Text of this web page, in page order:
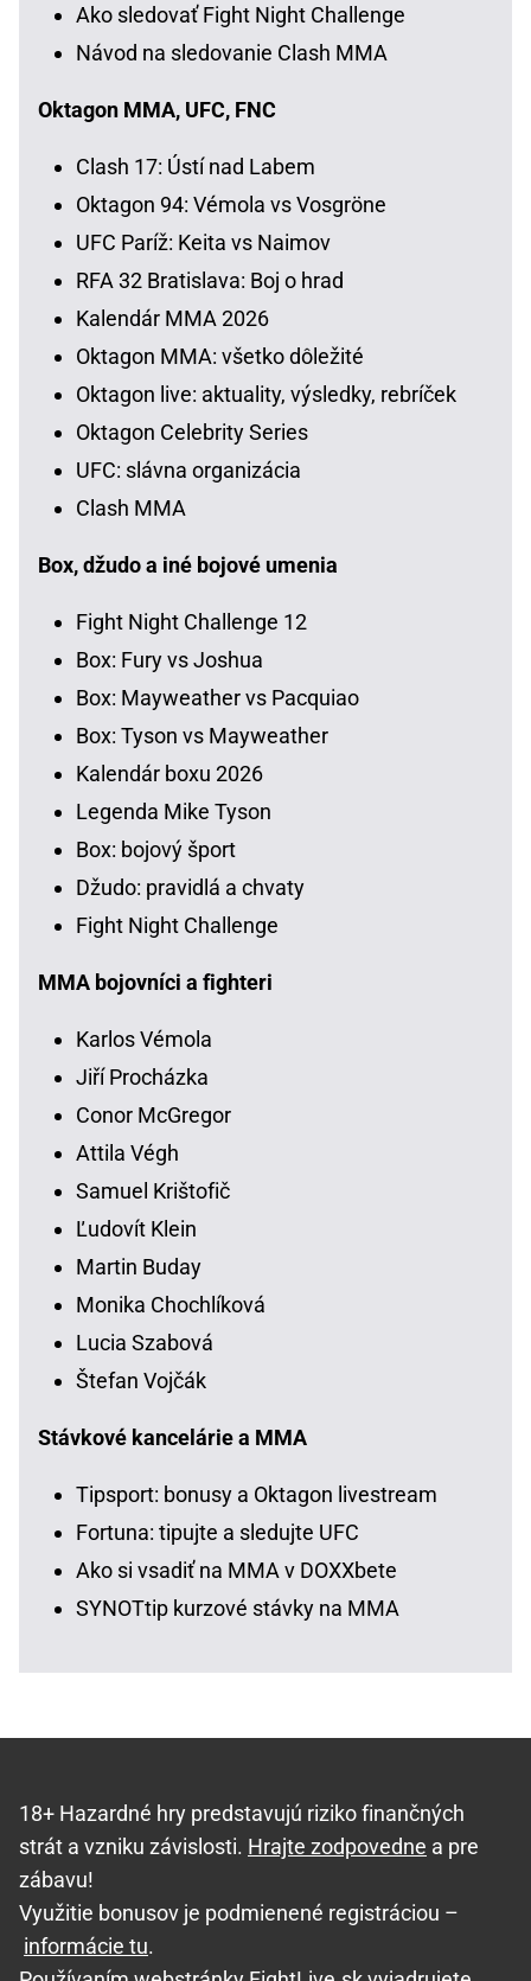
Ako sledovať Fight Night Challenge
Návod na sledovanie Clash MMA
Oktagon MMA, UFC, FNC
Clash 17: Ústí nad Labem
Oktagon 94: Vémola vs Vosgröne
UFC Paríž: Keita vs Naimov
RFA 32 Bratislava: Boj o hrad
Kalendár MMA 2026
Oktagon MMA: všetko dôležité
Oktagon live: aktuality, výsledky, rebríček
Oktagon Celebrity Series
UFC: slávna organizácia
Clash MMA
Box, džudo a iné bojové umenia
Fight Night Challenge 12
Box: Fury vs Joshua
Box: Mayweather vs Pacquiao
Box: Tyson vs Mayweather
Kalendár boxu 2026
Legenda Mike Tyson
Box: bojový šport
Džudo: pravidlá a chvaty
Fight Night Challenge
MMA bojovníci a fighteri
Karlos Vémola
Jiří Procházka
Conor McGregor
Attila Végh
Samuel Krištofič
Ľudovít Klein
Martin Buday
Monika Chochlíková
Lucia Szabová
Štefan Vojčák
Stávkové kancelárie a MMA
Tipsport: bonusy a Oktagon livestream
Fortuna: tipujte a sledujte UFC
Ako si vsadiť na MMA v DOXXbete
SYNOTtip kurzové stávky na MMA
18+ Hazardné hry predstavujú riziko finančných
strát a vzniku závislosti. Hrajte zodpovedne a pre
zábavu!
Využitie bonusov je podmienené registráciou –
informácie tu.